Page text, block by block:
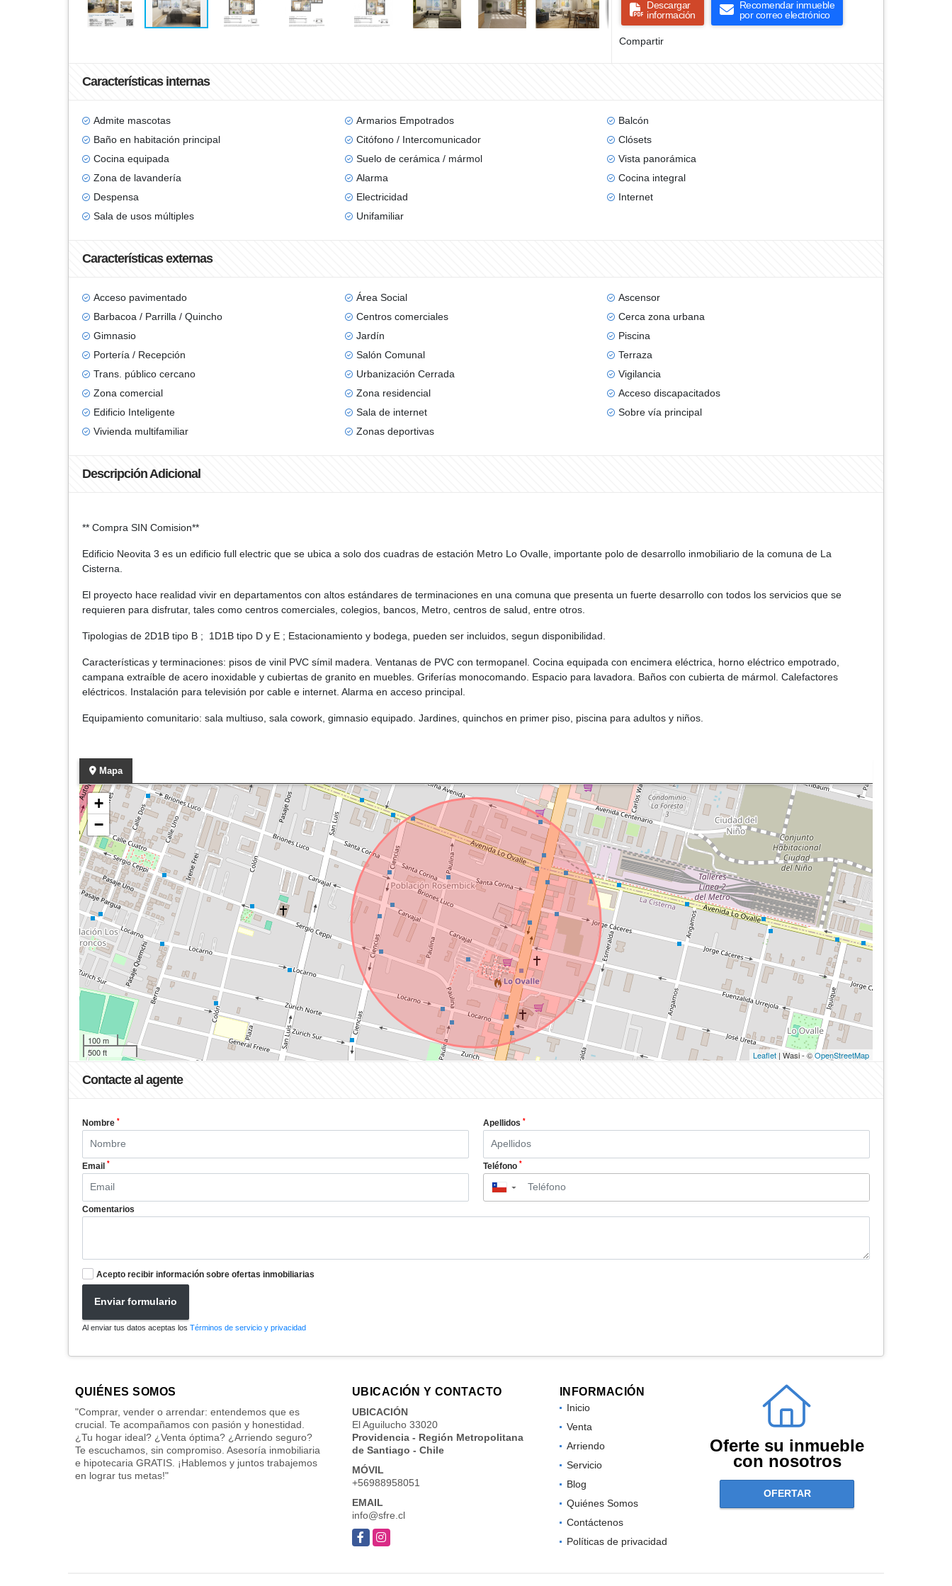
Descargar
información
Recomendar inmueble
por correo electrónico
Compartir
Características internas
Admite mascotas Armarios Empotrados
Balcón
Baño en habitación principal
Citófono / Intercomunicador
Clósets
Cocina equipada
Suelo de cerámica / mármol
Vista panorámica
Zona de lavandería
Alarma
Cocina integral
Despensa
Electricidad
Internet
Sala de usos múltiples
Unifamiliar
Características externas
Acceso pavimentado Área Social
Ascensor
Barbacoa / Parrilla / Quincho
Centros comerciales
Cerca zona urbana
Gimnasio
Jardín
Piscina
Portería / Recepción
Salón Comunal
Terraza
Trans. público cercano
Urbanización Cerrada
Vigilancia
Zona comercial
Zona residencial
Acceso discapacitados
Edificio Inteligente
Sala de internet
Sobre vía principal
Vivienda multifamiliar
Zonas deportivas
Descripción Adicional
** Compra SIN Comision**
Edificio Neovita 3 es un edificio full electric que se ubica a solo dos cuadras de estación Metro Lo Ovalle, importante polo de desarrollo inmobiliario de la comuna de La
Cisterna.
El proyecto hace realidad vivir en departamentos con altos estándares de terminaciones en una comuna que presenta un fuerte desarrollo con todos los servicios que se
requieren para disfrutar, tales como centros comerciales, colegios, bancos, Metro, centros de salud, entre otros.
Tipologias de 2D1B tipo B ; 1D1B tipo D y E ; Estacionamiento y bodega, pueden ser incluidos, segun disponibilidad.
Características y terminaciones: pisos de vinil PVC símil madera. Ventanas de PVC con termopanel. Cocina equipada con encimera eléctrica, horno eléctrico empotrado,
campana extraíble de acero inoxidable y cubiertas de granito en muebles. Griferías monocomando. Espacio para lavadora. Baños con cubierta de mármol. Calefactores
eléctricos. Instalación para televisión por cable e internet. Alarma en acceso principal.
Equipamiento comunitario: sala multiuso, sala cowork, gimnasio equipado. Jardines, quinchos en primer piso, piscina para adultos y niños.
Mapa
+
−
100 m
500 ft
Leaflet | Wasi - ©OpenStreetMap
Contacte al agente
Nombre * Apellidos *
Email * Teléfono *
▼
Comentarios
Acepto recibir información sobre ofertas inmobiliarias
Enviar formulario
Al enviar tus datos aceptas los Términos de servicio y privacidad
QUIÉNES SOMOS
"Comprar, vender o arrendar: entendemos que es
crucial. Te acompañamos con pasión y honestidad.
¿Tu hogar ideal? ¿Venta óptima? ¿Arriendo seguro?
Te escuchamos, sin compromiso. Asesoría inmobiliaria
e hipotecaria GRATIS. ¡Hablemos y juntos trabajemos
en lograr tus metas!"
UBICACIÓN Y CONTACTO
UBICACIÓN
El Aguilucho 33020
Providencia - Región Metropolitana
de Santiago - Chile
MÓVIL
+56988958051
EMAIL
info@sfre.cl
FacebookInstagram
INFORMACIÓN
Inicio
Venta
Arriendo
Servicio
Blog
Quiénes Somos
Contáctenos
Políticas de privacidad
Oferte su inmueble
con nosotros
OFERTAR